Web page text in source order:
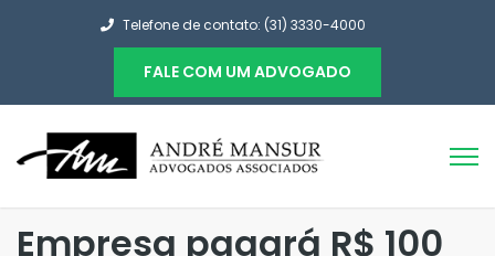
Telefone de contato: (31) 3330-4000
FALE COM UM ADVOGADO
Empresa pagará R$ 100